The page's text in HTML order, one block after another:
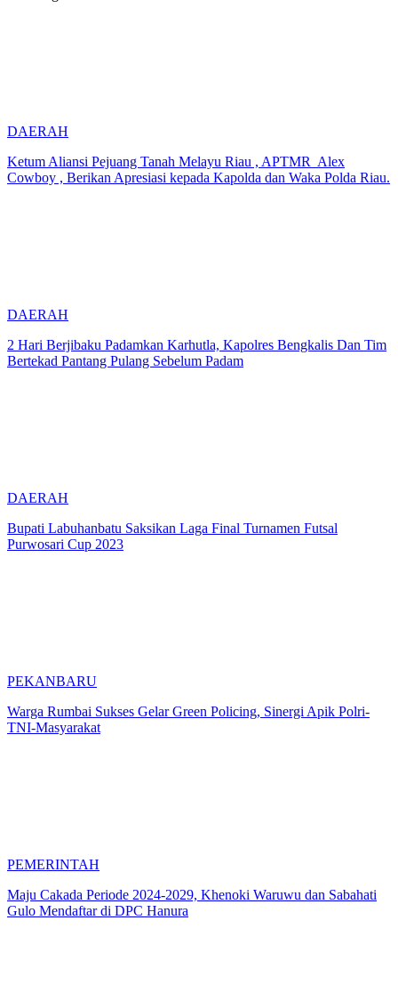
DAERAH
Ketum Aliansi Pejuang Tanah Melayu Riau , APTMR Alex
Cowboy , Berikan Apresiasi kepada Kapolda dan Waka Polda Riau.
DAERAH
2 Hari Berjibaku Padamkan Karhutla, Kapolres Bengkalis Dan Tim
Bertekad Pantang Pulang Sebelum Padam
DAERAH
Bupati Labuhanbatu Saksikan Laga Final Turnamen Futsal
Purwosari Cup 2023
PEKANBARU
Warga Rumbai Sukses Gelar Green Policing, Sinergi Apik Polri-
TNI-Masyarakat
PEMERINTAH
Maju Cakada Periode 2024-2029, Khenoki Waruwu dan Sabahati
Gulo Mendaftar di DPC Hanura